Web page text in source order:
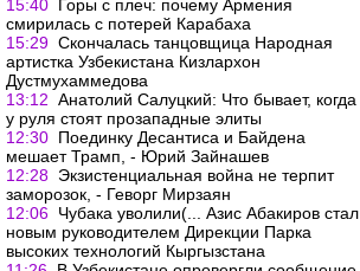
15:40 Горы с плеч: почему Армения
смирилась с потерей Карабаха
15:29 Скончалась танцовщица Народная
артистка Узбекистана Кизлархон
Дустмухаммедова
13:12 Анатолий Салуцкий: Что бывает, когда
у руля стоят прозападные элиты
12:30 Поединку Десантиса и Байдена
мешает Трамп, - Юрий Зайнашев
12:28 Экзистенциальная война не терпит
заморозок, - Геворг Мирзаян
12:06 Чубака уволили(... Азис Абакиров стал
новым руководителем Дирекции Парка
высоких технологий Кыргызстана